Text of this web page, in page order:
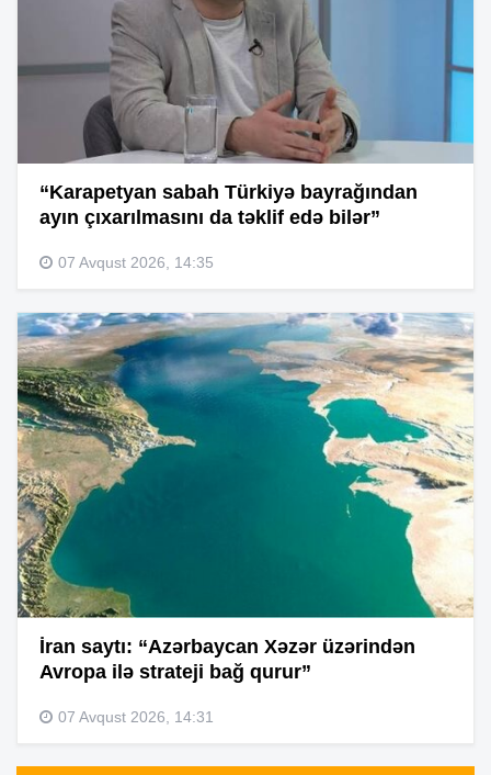
“Karapetyan sabah Türkiyə bayrağından
ayın çıxarılmasını da təklif edə bilər”
07 Avqust 2026, 14:35
İran saytı: “Azərbaycan Xəzər üzərindən
Avropa ilə strateji bağ qurur”
07 Avqust 2026, 14:31